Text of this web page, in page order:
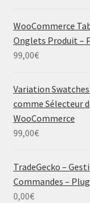
WooCommerce
Onglets Produit –
99,00€
Variation
comme Sélecteur
WooCommerce
99,00€
TradeGecko –
Commandes –
0,00€